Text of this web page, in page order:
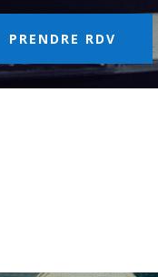
PRENDRE RDV